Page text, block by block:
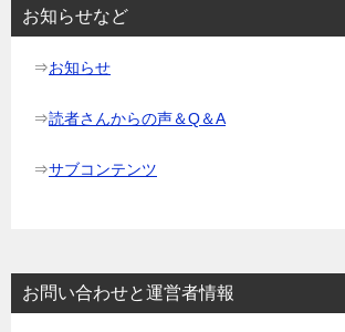
ョ
お知らせなど
⇒お知らせ
⇒読者さんからの声＆Q＆A
⇒サブコンテンツ
お問い合わせと運営者情報